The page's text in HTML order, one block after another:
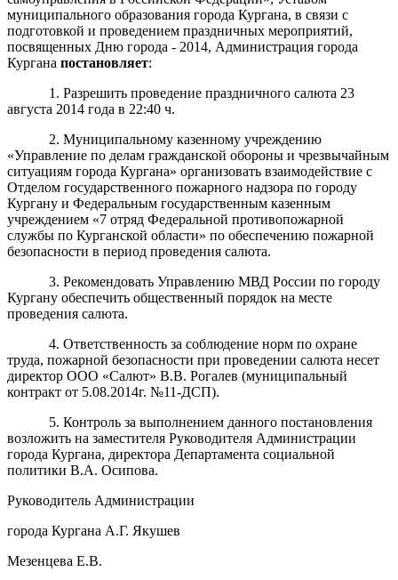
муниципального образования города Кургана, в связи с
подготовкой и проведением праздничных мероприятий,
посвященных Дню города - 2014, Администрация города
Кургана постановляет:
1. Разрешить проведение праздничного салюта 23
августа 2014 года в 22:40 ч.
2. Муниципальному казенному учреждению
«Управление по делам гражданской обороны и чрезвычайным
ситуациям города Кургана» организовать взаимодействие с
Отделом государственного пожарного надзора по городу
Кургану и Федеральным государственным казенным
учреждением «7 отряд Федеральной противопожарной
службы по Курганской области» по обеспечению пожарной
безопасности в период проведения салюта.
3. Рекомендовать Управлению МВД России по городу
Кургану обеспечить общественный порядок на месте
проведения салюта.
4. Ответственность за соблюдение норм по охране
труда, пожарной безопасности при проведении салюта несет
директор ООО «Салют» В.В. Рогалев (муниципальный
контракт от 5.08.2014г. №11-ДСП).
5. Контроль за выполнением данного постановления
возложить на заместителя Руководителя Администрации
города Кургана, директора Департамента социальной
политики В.А. Осипова.
Руководитель Администрации
города Кургана А.Г. Якушев
Мезенцева Е.В.